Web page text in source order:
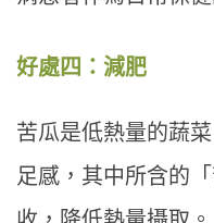
好處四：減肥
苦瓜是低熱量的蔬
足感，其中所含的